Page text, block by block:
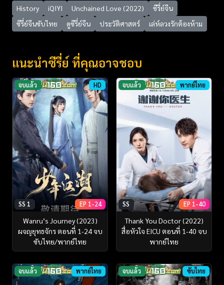
History iQIYI Unchained Love (2022)
ซีรี่ย์จีน
ซีรี่ย์จีนซับไทย
ดูซีรี่ย์จีน ประวัติศาสตร์ เล่ห์ลวงรักต้องห้าม
แนะนำซีรี่ย์ ที่คุณอาจชอบ
จบแล้ว HD
SS 1 EP 1-24
Wanru’s Journey (2023)
ผจญยุทธจักร ตอนที่ 1-24 จบ
ซับไทย/พากย์ไทย
จบแล้ว พากย์ไทย
SS EP 1-40
Thank You Doctor (2022)
สื่อหัวใจ EICU ตอนที่ 1-40 จบ
พากย์ไทย
จบแล้ว พากย์ไทย จบแล้ว ซับไทย